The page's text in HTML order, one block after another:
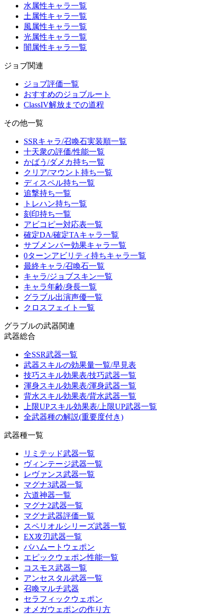
水属性キャラ一覧
土属性キャラ一覧
風属性キャラ一覧
光属性キャラ一覧
闇属性キャラ一覧
ジョブ関連
ジョブ評価一覧
おすすめのジョブルート
ClassIV解放までの道程
その他一覧
SSRキャラ/召喚石実装順一覧
十天衆の評価/性能一覧
かばう/ダメカ持ち一覧
クリア/マウント持ち一覧
ディスペル持ち一覧
追撃持ち一覧
トレハン持ち一覧
刻印持ち一覧
アビコピー対応表一覧
確定DA/確定TAキャラ一覧
サブメンバー効果キャラ一覧
0ターンアビリティ持ちキャラ一覧
最終キャラ/召喚石一覧
キャラ/ジョブスキン一覧
キャラ年齢/身長一覧
グラブル出演声優一覧
クロスフェイト一覧
グラブルの武器関連
武器総合
全SSR武器一覧
武器スキルの効果量一覧/早見表
技巧スキル効果表/技巧武器一覧
渾身スキル効果表/渾身武器一覧
背水スキル効果表/背水武器一覧
上限UPスキル効果表/上限UP武器一覧
全武器種の解説(重要度付き)
武器種一覧
リミテッド武器一覧
ヴィンテージ武器一覧
レヴァンス武器一覧
マグナ3武器一覧
六道神器一覧
マグナ2武器一覧
マグナ武器評価一覧
スペリオルシリーズ武器一覧
EX攻刃武器一覧
バハムートウェポン
エピックウェポン性能一覧
コスモス武器一覧
アンセスタル武器一覧
召喚マルチ武器
セラフィックウェポン
オメガウェポンの作り方